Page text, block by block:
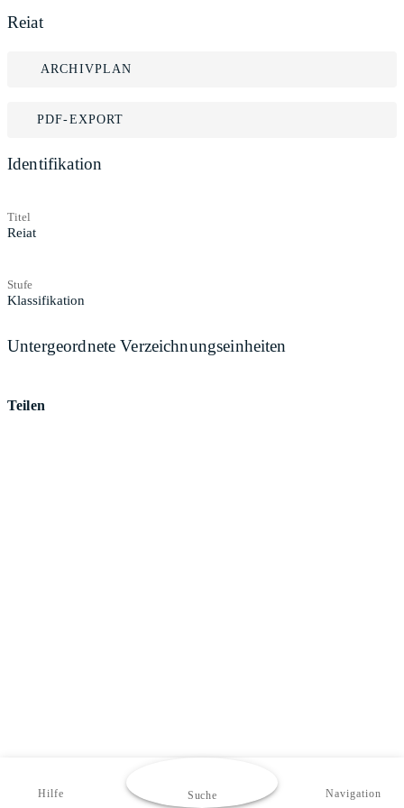
Reiat
ARCHIVPLAN
PDF-EXPORT
Identifikation
Titel
Reiat
Stufe
Klassifikation
Untergeordnete Verzeichnungseinheiten
Teilen
Hilfe Suche Navigation